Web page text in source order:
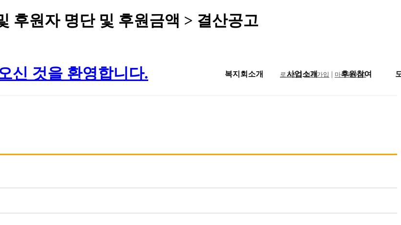
후원자 명단 및 후원금액 > 결산공고
복지회소개 사업소개 후원참여
로그인|회원가입 | 마이페이지